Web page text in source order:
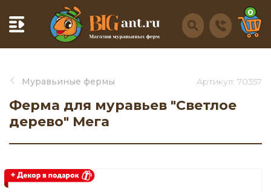
0
Муравьиные фермы
Ферма для муравьев "Светлое
дерево" Мега
Артикул: 70357